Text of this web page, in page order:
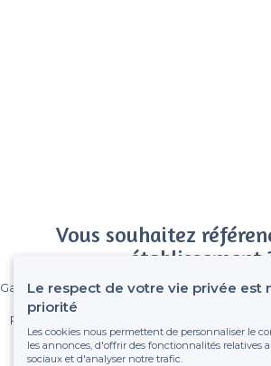
Vous souhaitez
établissement
Gagnez de nombreux clients parmi le million
Pas de commissions et sans engagement,
fixe sans risque de voir déraper
Le respect de votre vie privée est
priorité
Les cookies nous permettent de personnaliser le
les annonces, d'offrir des fonctionnalités relatives
sociaux et d'analyser notre trafic.